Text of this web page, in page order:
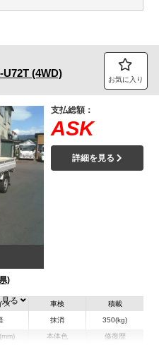
U72T (4WD) お気に入り
)
支払総額：
ASK
詳細を見る
ズ 車検
抹消
積載
350(kg)
本体色 修復歴
る